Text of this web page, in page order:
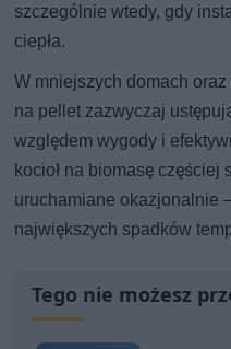
szczególnie wtedy, gdy
ciepła.
W mniejszych domach
na pellet zazwyczaj
względem wygody i
kocioł na biomasę
uruchamiane okazjonalnie
największych spadków
Tego nie możesz